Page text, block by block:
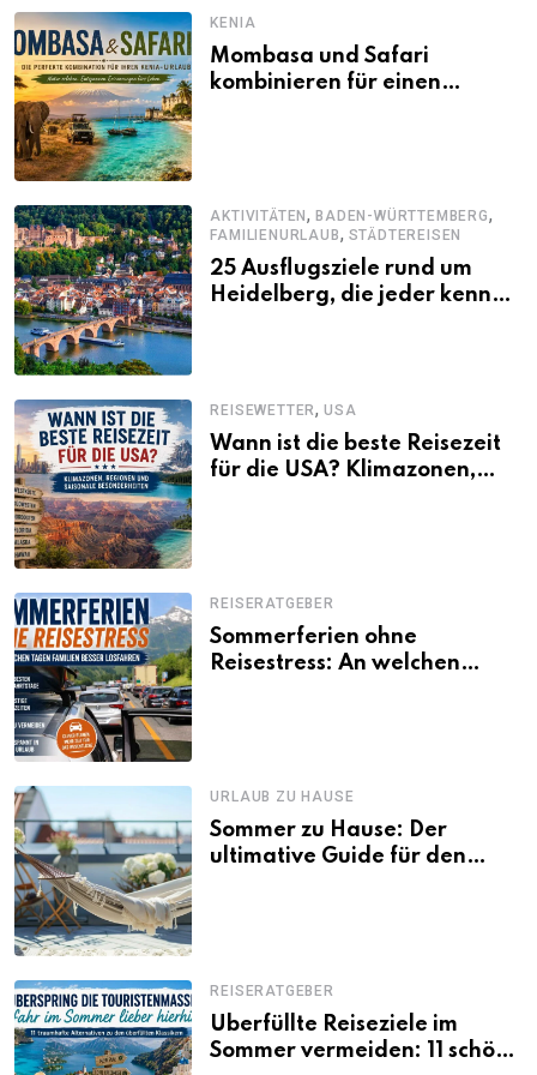
KENIA
Mombasa und Safari
kombinieren für einen
AKTIVITÄTEN,BADEN-WÜRTTEMBERG,
FAMILIENURLAUB, STÄDTEREISEN
25 Ausflugsziele rund um
Heidelberg, die jeder kennen
REISEWETTER,USA
Wann ist die beste Reisezeit
für die USA? Klimazonen,
REISERATGEBER
Sommerferien ohne
Reisestress: An welchen
URLAUB ZU HAUSE
Sommer zu Hause: Der
ultimative Guide für den
REISERATGEBER
Überfüllte Reiseziele im
Sommer vermeiden: 11 schöne